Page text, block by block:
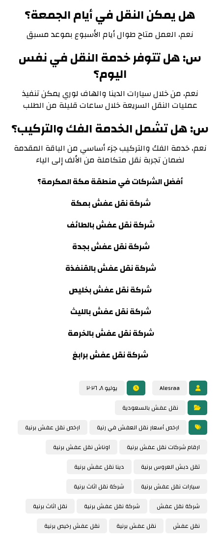
هل يمكن النقل في أيام الجمعة؟
نعم، العمل متاح طوال أيام الأسبوع بموعد مسبق
س: هل تتوفر خدمة النقل في نفس
اليوم؟
نعم، من خلال سيارات الدينا والهاف لوري يمكن تنفيذ
عمليات النقل السريعة خلال ساعات قليلة من الطلب
س: هل تشمل الخدمة الفك والتركيب؟
نعم، خدمة الفك والتركيب جزء أساسي من الباقة المقدمة
لضمان تجربة نقل متكاملة من الألف إلى الياء
أفضل الشركات في منطقة مكة المكرمة؟
شركة نقل عفش بمكة
شركة نقل عفش بالطائف
شركة نقل عفش بجدة
شركة نقل عفش بالقنفذة
شركة نقل عفش بخليص
شركة نقل عفش بالليث
شركة نقل عفش بالخرمة
شركة نقل عفش برابغ
Alesraa
يوليو ٨, ٢٠٢٦
نقل عفش بالسعودية
ارخص أسعار نقل العفش في رنية
ارخص نقل عفش برنية
ارقام شركات نقل عفش برنية
اوناش نقل عفش برنية
تقل دبش العروس برنية
دينا نقل عفش برنية
سيارات نقل عفش برنية
شركة نقل اثاث برنية
شركة نقل عفش
شركة نقل عفش برنية
نقل اثاث برنية
نقل عفش
نقل عفش برنية نقل عفش رخيص برنية